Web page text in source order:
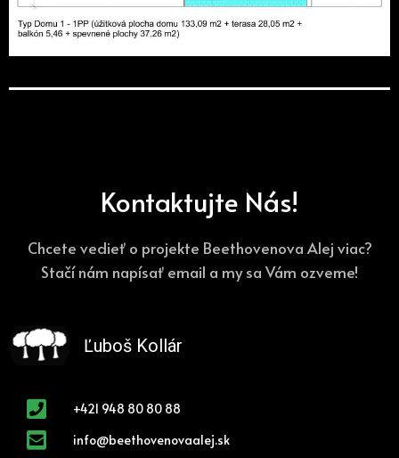
Kontaktujte Nás!
Chcete vedieť o projekte Beethovenova Alej viac?
Stačí nám napísať email a my sa Vám ozveme!
Ľuboš Kollár
+421 948 80 80 88
info@beethovenovaalej.sk